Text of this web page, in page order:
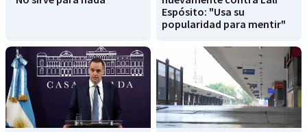
Espósito: "Usa su
popularidad para mentir"